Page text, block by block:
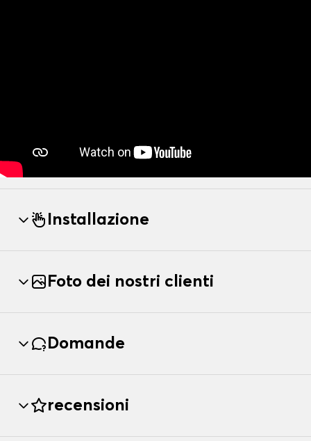
Installazione
Foto dei nostri clienti
Domande
recensioni